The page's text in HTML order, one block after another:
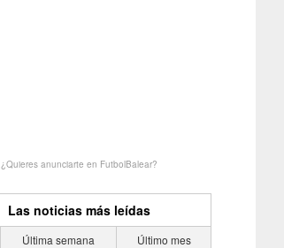
¿Quieres anunciarte en FutbolBalear?
Las noticias más leídas
Última semana Último mes